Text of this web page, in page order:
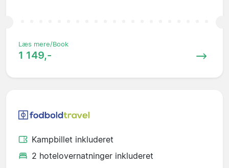
Læs mere/Book
1 149,-
Kampbillet inkluderet
2 hotelovernatninger inkluderet